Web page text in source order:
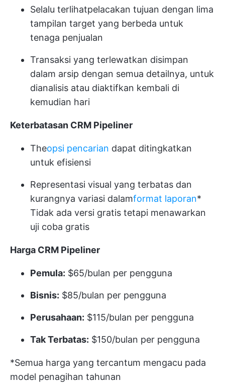
Selalu terlihatpelacakan tujuan dengan lima
tampilan target yang berbeda untuk
tenaga penjualan
Transaksi yang terlewatkan disimpan
dalam arsip dengan semua detailnya, untuk
dianalisis atau diaktifkan kembali di
kemudian hari
Keterbatasan CRM Pipeliner
Theopsi pencarian dapat ditingkatkan
untuk efisiensi
Representasi visual yang terbatas dan
kurangnya variasi dalamformat laporan*
Tidak ada versi gratis tetapi menawarkan
uji coba gratis
Harga CRM Pipeliner
Pemula: $65/bulan per pengguna
Bisnis: $85/bulan per pengguna
Perusahaan: $115/bulan per pengguna
Tak Terbatas: $150/bulan per pengguna
*Semua harga yang tercantum mengacu pada
model penagihan tahunan